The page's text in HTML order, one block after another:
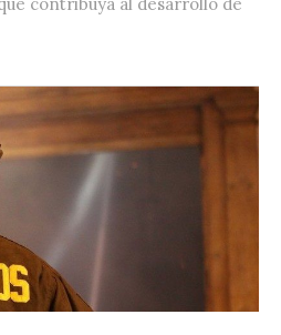
contribuya al desarrollo de